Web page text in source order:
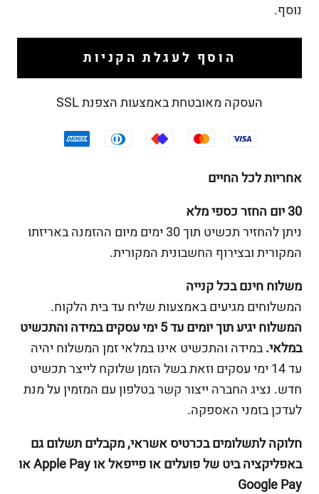
נוסף.
הוסף לעגלת הקניות
העסקה מאובטחת באמצעות הצפנת SSL
אחריות לכל החיים
30 יום החזר כספי מלא
ניתן להחזיר תכשיט תוך 30 ימים מיום ההזמנה באריזתו
המקורית ובצירוף החשבונית המקורית.
משלוח חינם בכל קנייה
המשלוחים מגיעים באמצעות שליח עד בית הלקוח.
המשלוח יגיע תוך יומים עד 5 ימי עסקים במידה והתכשיט
במלאי.במידה והתכשיט אינו במלאי זמן המשלוח יהיה
עד 14 ימי עסקים וזאת בשל הזמן שלוקח לייצר תכשיט
חדש. נציג החברה ייצור קשר בטלפון עם המזמין על מנת
לעדכן בזמני האספקה.
חלוקה לתשלומים בכרטיס אשראי, מקבלים תשלום גם
באפליקציה ביט של פועלים או פייפאל או Apple Pay או
Google Pay